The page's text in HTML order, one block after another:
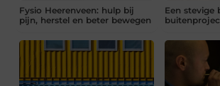
Fysio Heerenveen: hulp bij
pijn, herstel en beter bewegen
Een stevige